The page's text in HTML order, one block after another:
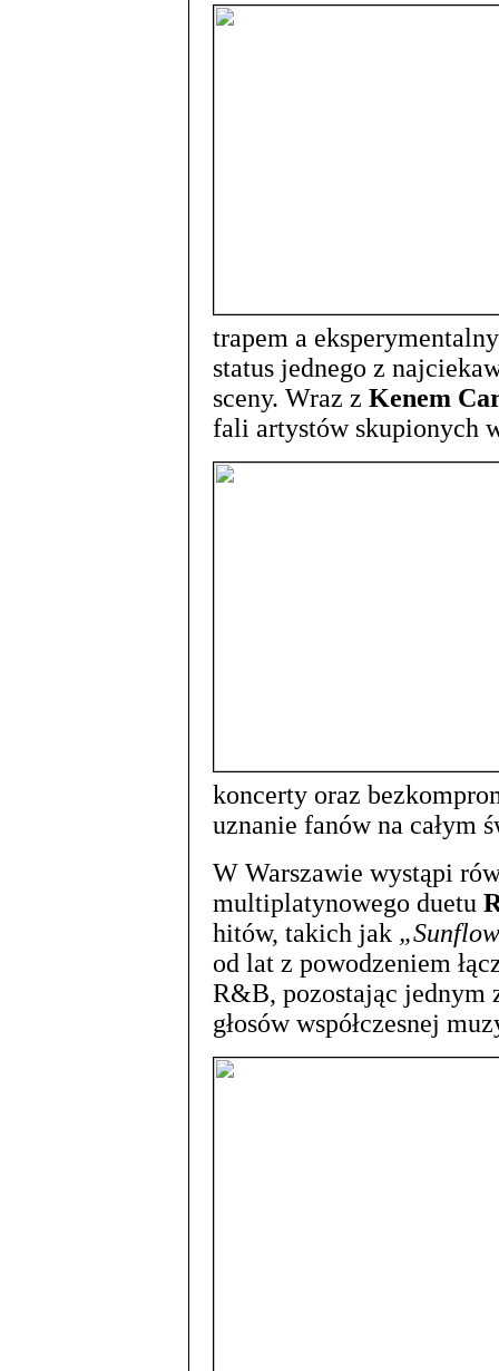
trapem a
status jednego z
sceny. Wraz z Kenem
fali artystów skupionych
koncerty oraz
uznanie fanów na całym
W Warszawie wystąpi
multiplatynowego duetu
hitów, takich jak
od lat z powodzeniem
R&B, pozostając jednym
głosów współczesnej